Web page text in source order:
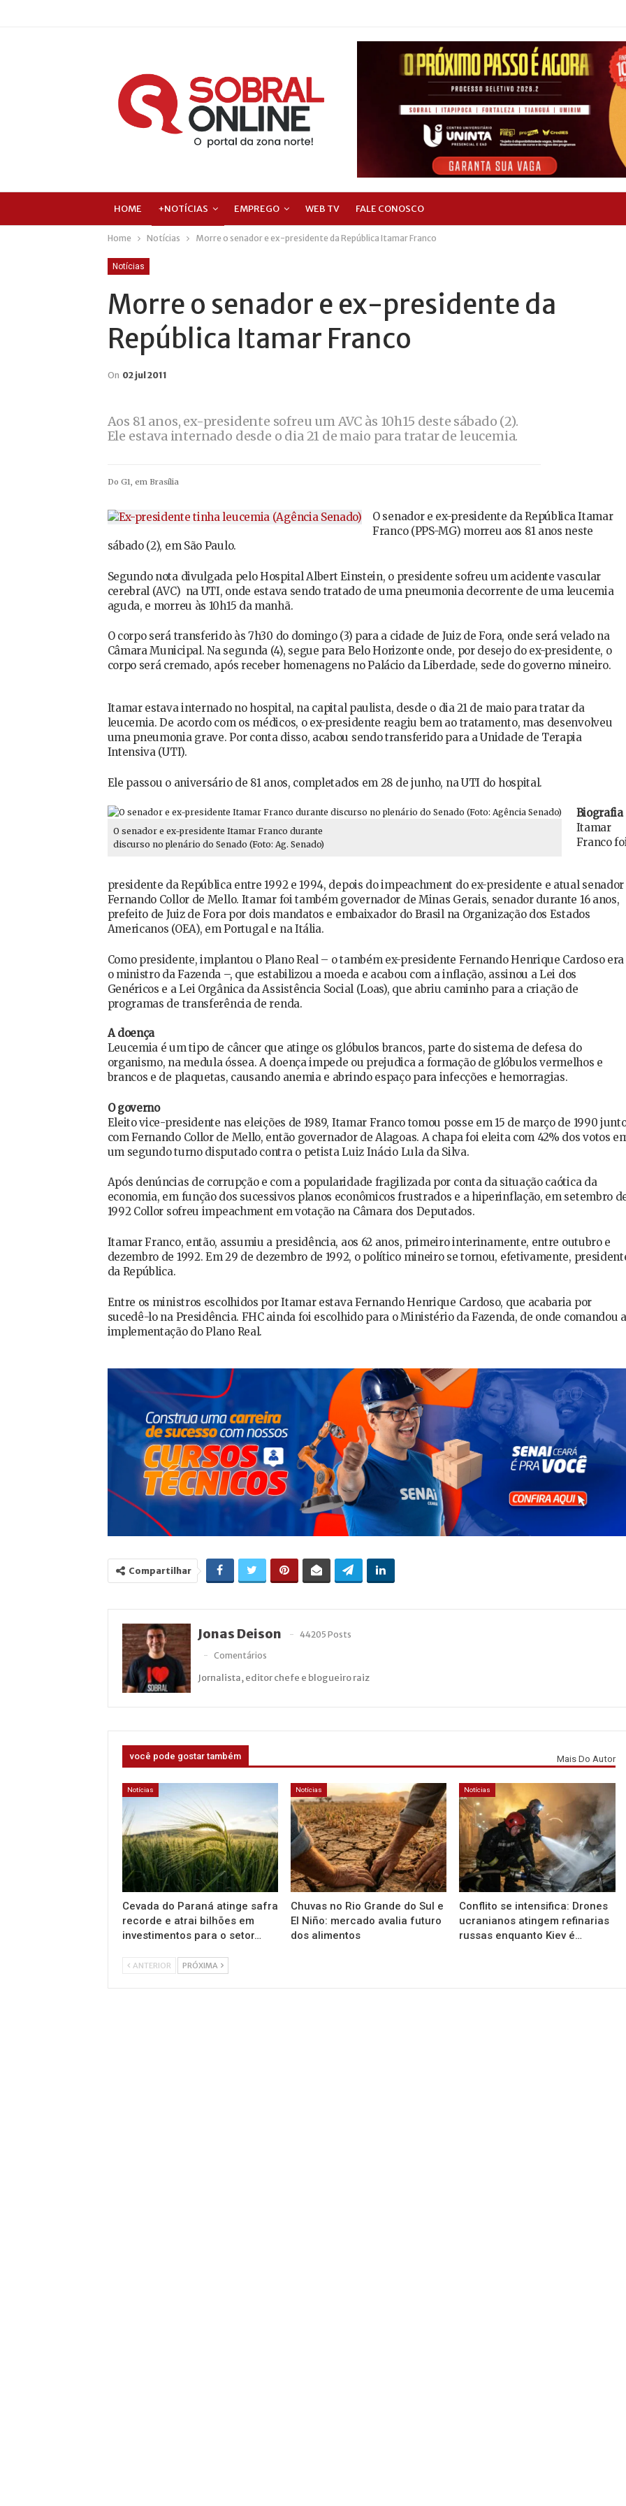
HOME +NOTÍCIAS EMPREGO WEB TV FALE CONOSCO
Home Notícias Morre o senador e ex-presidente da República Itamar Franco
Notícias
Morre o senador e ex-presidente da
República Itamar Franco
On 02 jul 2011
Aos 81 anos, ex-presidente sofreu um AVC às 10h15 deste sábado (2).
Ele estava internado desde o dia 21 de maio para tratar de leucemia.
Do G1, em Brasília
O senador e ex-presidente da República Itamar
Franco (PPS-MG) morreu aos 81 anos neste
sábado (2), em São Paulo.
Segundo nota divulgada pelo Hospital Albert Einstein, o presidente sofreu um acidente vascular
cerebral (AVC) na UTI, onde estava sendo tratado de uma pneumonia decorrente de uma leucemia
aguda, e morreu às 10h15 da manhã.
O corpo será transferido às 7h30 do domingo (3) para a cidade de Juiz de Fora, onde será velado na
Câmara Municipal. Na segunda (4), segue para Belo Horizonte onde, por desejo do ex-presidente, o
corpo será cremado, após receber homenagens no Palácio da Liberdade, sede do governo mineiro.
Itamar estava internado no hospital, na capital paulista, desde o dia 21 de maio para tratar da
leucemia. De acordo com os médicos, o ex-presidente reagiu bem ao tratamento, mas desenvolveu
uma pneumonia grave. Por conta disso, acabou sendo transferido para a Unidade de Terapia
Intensiva (UTI).
Ele passou o aniversário de 81 anos, completados em 28 de junho, na UTI do hospital.
O senador e ex-presidente Itamar Franco durante
discurso no plenário do Senado (Foto: Ag. Senado)
Biografia
Itamar
Franco
presidente da República entre 1992 e 1994, depois do impeachment do ex-presidente e atual senador
Fernando Collor de Mello. Itamar foi também governador de Minas Gerais, senador durante 16 anos,
prefeito de Juiz de Fora por dois mandatos e embaixador do Brasil na Organização dos Estados
Americanos (OEA), em Portugal e na Itália.
Como presidente, implantou o Plano Real – o também ex-presidente Fernando Henrique Cardoso era
o ministro da Fazenda –, que estabilizou a moeda e acabou com a inflação, assinou a Lei dos
Genéricos e a Lei Orgânica da Assistência Social (Loas), que abriu caminho para a criação de
programas de transferência de renda.
A doença
Leucemia é um tipo de câncer que atinge os glóbulos brancos, parte do sistema de defesa do
organismo, na medula óssea. A doença impede ou prejudica a formação de glóbulos vermelhos e
brancos e de plaquetas, causando anemia e abrindo espaço para infecções e hemorragias.
O governo
Eleito vice-presidente nas eleições de 1989, Itamar Franco tomou posse em 15 de março de 1990
com Fernando Collor de Mello, então governador de Alagoas. A chapa foi eleita com 42% dos votos
um segundo turno disputado contra o petista Luiz Inácio Lula da Silva.
Após denúncias de corrupção e com a popularidade fragilizada por conta da situação caótica da
economia, em função dos sucessivos planos econômicos frustrados e a hiperinflação, em setembro
1992 Collor sofreu impeachment em votação na Câmara dos Deputados.
Itamar Franco, então, assumiu a presidência, aos 62 anos, primeiro interinamente, entre outubro e
dezembro de 1992. Em 29 de dezembro de 1992, o político mineiro se tornou, efetivamente,
da República.
Entre os ministros escolhidos por Itamar estava Fernando Henrique Cardoso, que acabaria por
sucedê-lo na Presidência. FHC ainda foi escolhido para o Ministério da Fazenda, de onde comandou a
implementação do Plano Real.
Compartilhar
Jonas Deison
44205 Posts
Comentários
Jornalista, editor chefe e blogueiro raiz
você pode gostar também Mais Do Autor
Notícias
Cevada do Paraná atinge safra
recorde e atrai bilhões em
investimentos para o setor…
Notícias
Chuvas no Rio Grande do Sul e
El Niño: mercado avalia futuro
dos alimentos
Notícias
Conflito se intensifica: Drones
ucranianos atingem refinarias
russas enquanto Kiev é…
ANTERIOR PRÓXIMA